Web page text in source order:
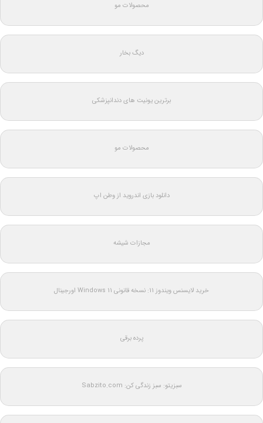
محصولات مو
دیگ بخار
برترین یونیت های دندانپزشکی
محصولات مو
دانلود بازی اندروید از وطن اپ
مجازات شیشه
خرید لایسنس ویندوز 11: نسخه قانونی Windows 11 اورجینال
پرده برقی
سبزیتو: سبز زندگی کن: Sabzito.com